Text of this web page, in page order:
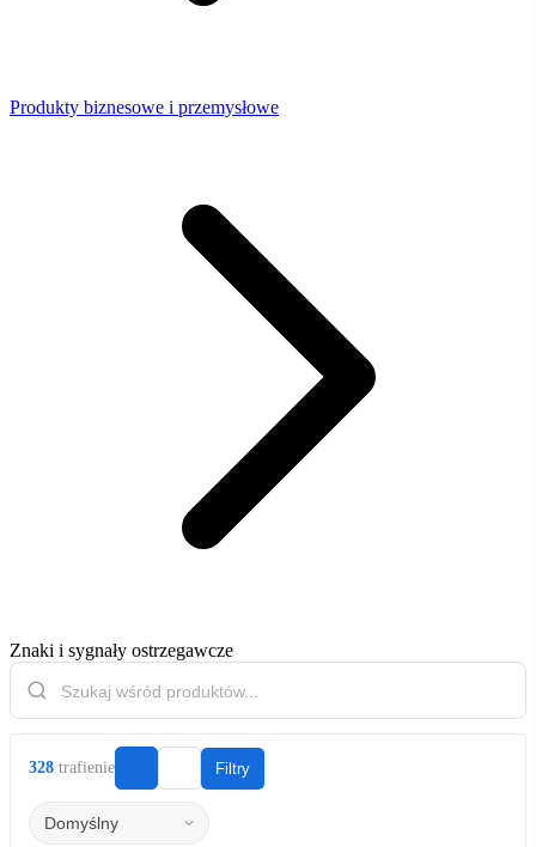
Produkty biznesowe i przemysłowe
Znaki i sygnały ostrzegawcze
328 trafienie Filtry